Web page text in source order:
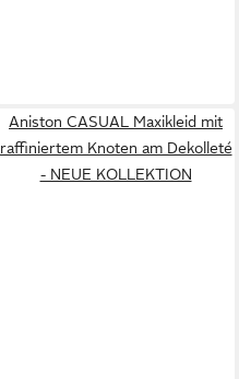
Aniston CASUAL Maxikleid mit
raffiniertem Knoten am Dekolleté
- NEUE KOLLEKTION